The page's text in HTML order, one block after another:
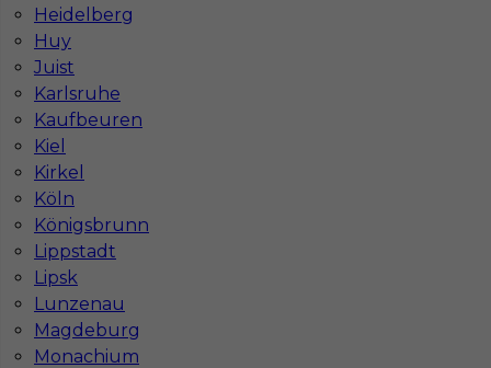
Heidelberg
Huy
Juist
Karlsruhe
Kaufbeuren
Kiel
Kirkel
Köln
Königsbrunn
Lippstadt
Lipsk
Lunzenau
Magdeburg
Monachium
Praca w Niemczech dla Regipsiarza /
Szpachlarza
Kategoria Prace wykończeniowe
Szpachlarz
Lokalizacja
Wymagane języki
Angielski komunikatywny